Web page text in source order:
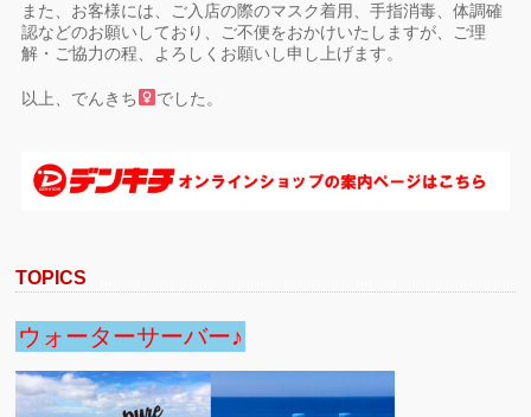
また、お客様には、ご入店の際のマスク着用、手指消毒、体調確
認などのお願いしており、ご不便をおかけいたしますが、ご理
解・ご協力の程、よろしくお願いし申し上げます。
以上、でんきち でした。
TOPICS
ウォーターサーバー♪